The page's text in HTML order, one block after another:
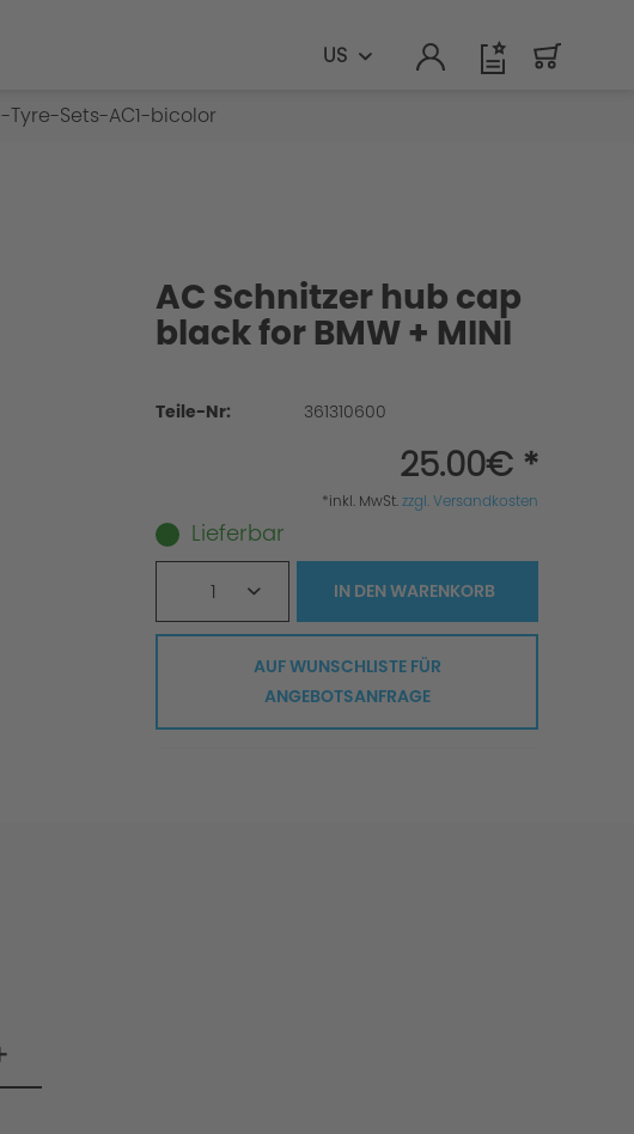
US
Tyre-Sets-AC1-bicolor
AC Schnitzer hub cap
black for BMW + MINI
Teile-Nr: 361310600
25.00€ *
*inkl. MwSt.zzgl. Versandkosten
Lieferbar
1 IN DENWARENKORB
AUF WUNSCHLISTE FÜR
ANGEBOTSANFRAGE